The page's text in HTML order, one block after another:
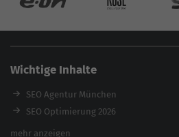
Wichtige Inhalte
SEO Agentur München
SEO Optimierung 2026
Backlink-Audit 2026
mehr anzeigen